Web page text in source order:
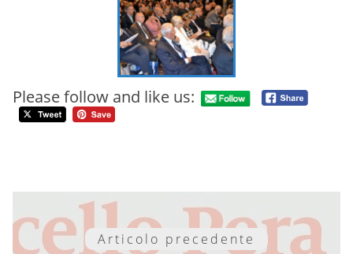
Please follow and like us:
Articolo precedente